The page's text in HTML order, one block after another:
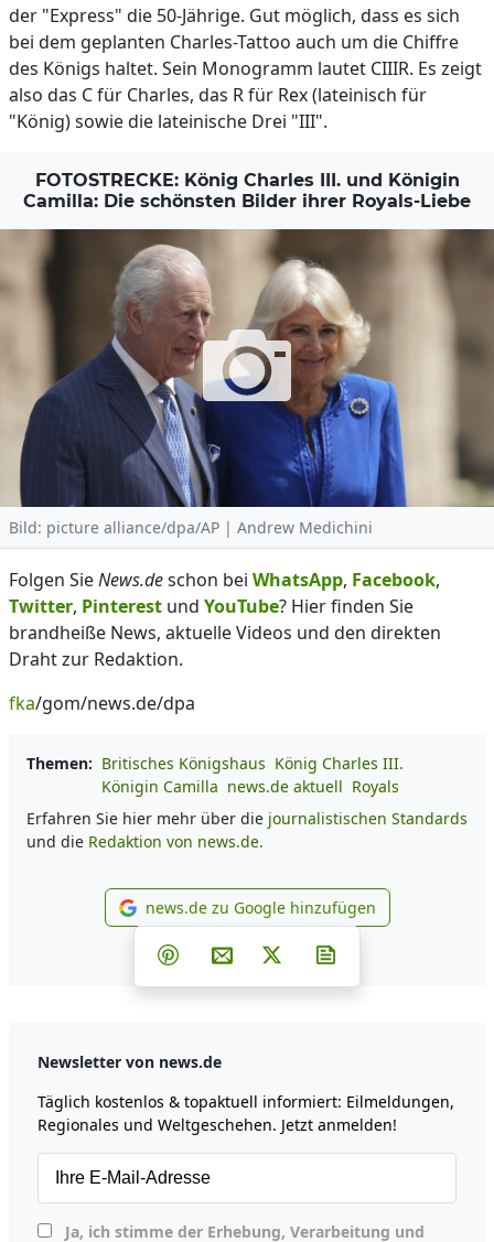
der "Express" die 50-Jährige. Gut möglich, dass es sich
bei dem geplanten Charles-Tattoo auch um die Chiffre
des Königs haltet. Sein Monogramm lautet CIIIR. Es zeigt
also das C für Charles, das R für Rex (lateinisch für
"König) sowie die lateinische Drei "III".
FOTOSTRECKE: König Charles III. und Königin
Camilla: Die schönsten Bilder ihrer Royals-Liebe
Bild: picture alliance/dpa/AP | Andrew Medichini
Folgen SieNews.deschon bei WhatsApp, Facebook,
Twitter, Pinterest und YouTube? Hier finden Sie
brandheiße News, aktuelle Videos und den direkten
Draht zur Redaktion.
fka/gom/news.de/dpa
Themen: Britisches Königshaus König Charles III.
Königin Camilla news.de aktuell Royals
Erfahren Sie hier mehr über die journalistischen Standards
und die Redaktion von news.de.
news.de zu Google
news.de zu Google hinzufügen
Teilen auf Facebook
Teilen auf Whatsapp
Teilen auf Telegram
Teilen auf Pinterest
Per E-Mail teilen
Post auf X
Newsletter von news.de
Täglich kostenlos & topaktuell informiert: Eilmeldungen,
Regionales und Weltgeschehen. Jetzt anmelden!